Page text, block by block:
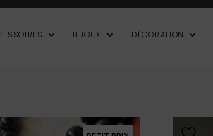
BIJOUX DÉCORATION